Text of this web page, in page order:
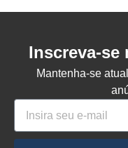
Inscreva-se
Mantenha-se